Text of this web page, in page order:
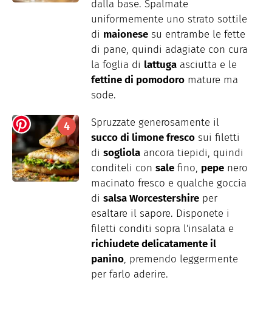
dalla base. Spalmate
uniformemente uno strato sottile
di maionese su entrambe le fette
di pane, quindi adagiate con cura
la foglia di lattuga asciutta e le
fettine di pomodoro mature ma
sode.
Spruzzate generosamente il
succo di limone fresco sui filetti
di sogliola ancora tiepidi, quindi
conditeli con sale fino, pepe nero
macinato fresco e qualche goccia
di salsa Worcestershire per
esaltare il sapore. Disponete i
filetti conditi sopra l'insalata e
richiudete delicatamente il
panino, premendo leggermente
per farlo aderire.